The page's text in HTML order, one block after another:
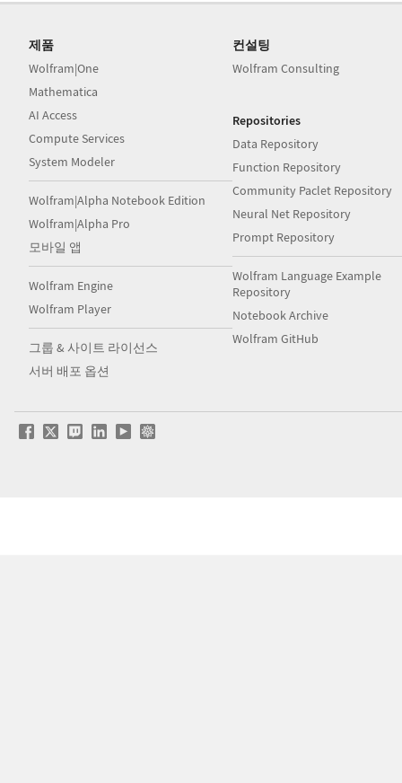
제품
Wolfram|One
Mathematica
AI Access
Compute Services
System Modeler
Wolfram|Alpha Notebook Edition
Wolfram|Alpha Pro
모바일 앱
Wolfram Engine
Wolfram Player
그룹 & 사이트 라이선스
서버 배포 옵션
컨설팅
Wolfram Consulting
Repositories
Data Repository
Function Repository
Community Paclet Repository
Neural Net Repository
Prompt Repository
Wolfram Language Example
Repository
Notebook Archive
Wolfram GitHub